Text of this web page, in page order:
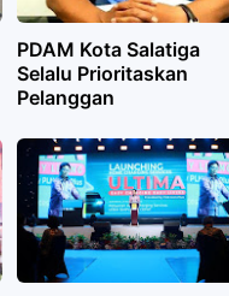
PDAM Kota Salatiga
Selalu Prioritaskan
Pelanggan